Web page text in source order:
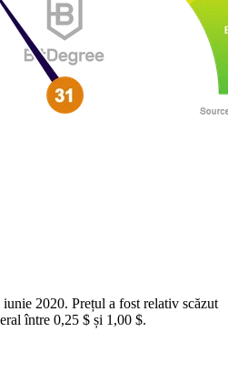
2020. Prețul a fost relativ scăzut
între 0,25 $ și 1,00 $.